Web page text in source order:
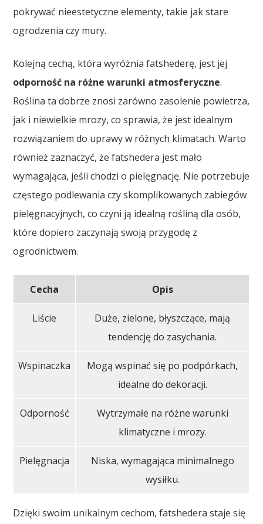
pokrywać nieestetyczne elementy, takie jak stare
ogrodzenia czy mury.
Kolejną cechą, która wyróżnia fatshederę, jest jej
odporność na różne warunki atmosferyczne.
Roślina ta dobrze znosi zarówno zasolenie powietrza,
jak i niewielkie mrozy, co sprawia, że jest idealnym
rozwiązaniem do uprawy w różnych klimatach. Warto
również zaznaczyć, że fatshedera jest mało
wymagająca, jeśli chodzi o pielęgnację. Nie potrzebuje
częstego podlewania czy skomplikowanych zabiegów
pielęgnacyjnych, co czyni ją idealną rośliną dla osób,
które dopiero zaczynają swoją przygodę z
ogrodnictwem.
Cecha Opis
Liście
Duże, zielone, błyszczące, mają
tendencję do zasychania.
Wspinaczka
Mogą wspinać się po podpórkach,
idealne do dekoracji.
Odporność
Wytrzymałe na różne warunki
klimatyczne i mrozy.
Pielęgnacja
Niska, wymagająca minimalnego
wysiłku.
Dzięki swoim unikalnym cechom, fatshedera staje się